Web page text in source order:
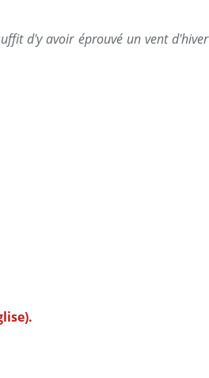
d'y avoir éprouvé un vent d'hiver